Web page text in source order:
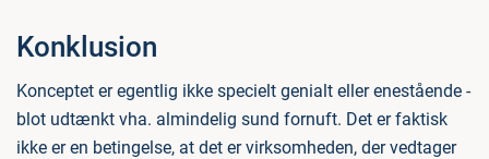
Konklusion
Konceptet er egentlig ikke specielt genialt eller enestående -
blot udtænkt vha. almindelig sund fornuft. Det er faktisk
ikke er en betingelse, at det er virksomheden, der vedtager